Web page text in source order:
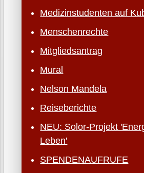
Medizinstudenten auf
Menschenrechte
Mitgliedsantrag
Mural
Nelson Mandela
Reiseberichte
NEU: Solor-Projekt
Leben'
SPENDENAUFRUFE